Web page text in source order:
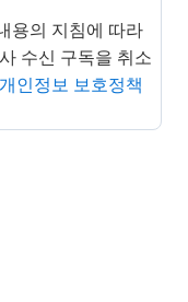
수신 구독을 취소
인정보 보호정책